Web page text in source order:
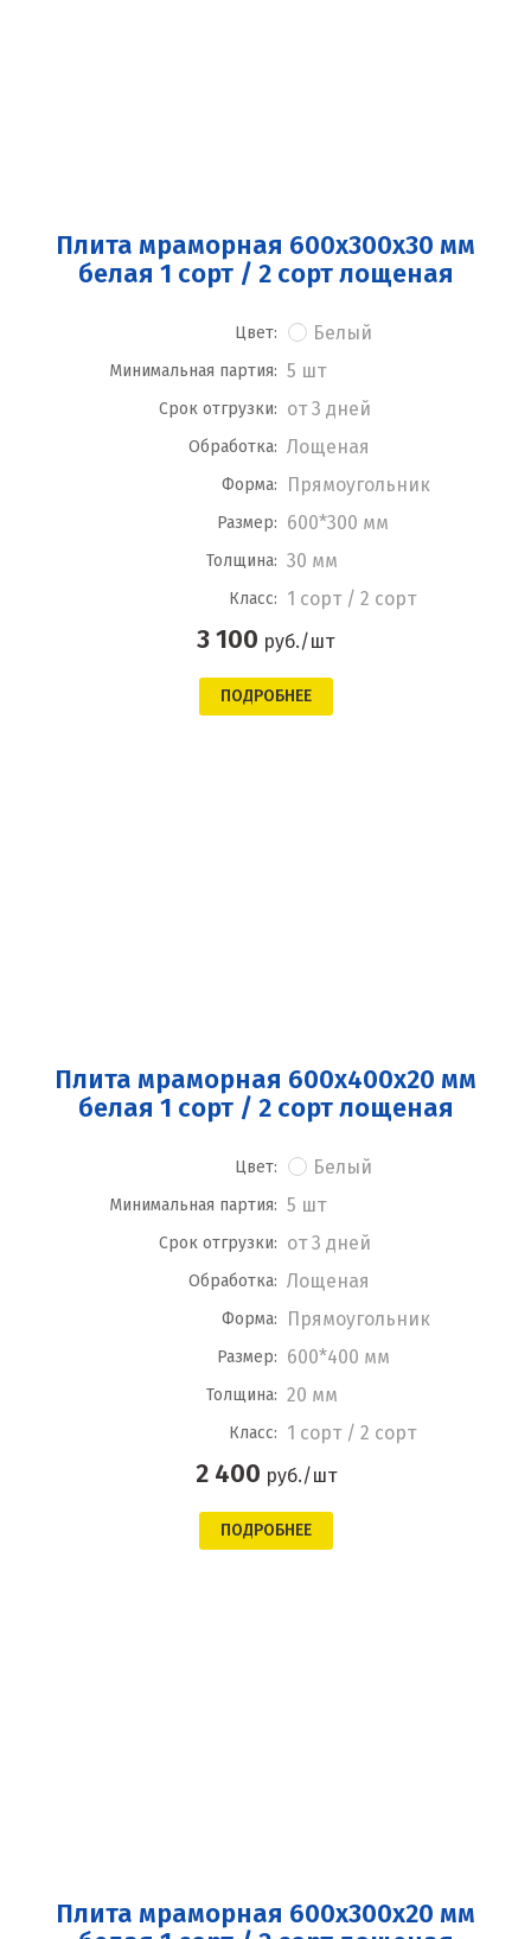
Плита мраморная 600x300x30 мм
белая 1 сорт / 2 сорт лощеная
Цвет: Белый
Минимальная партия: 5 шт
Срок отгрузки: от 3 дней
Обработка: Лощеная
Форма: Прямоугольник
Размер: 600*300 мм
Толщина: 30 мм
Класс: 1 сорт / 2 сорт
3 100 руб./шт
ПОДРОБНЕЕ
Плита мраморная 600x400x20 мм
белая 1 сорт / 2 сорт лощеная
Цвет: Белый
Минимальная партия: 5 шт
Срок отгрузки: от 3 дней
Обработка: Лощеная
Форма: Прямоугольник
Размер: 600*400 мм
Толщина: 20 мм
Класс: 1 сорт / 2 сорт
2 400 руб./шт
ПОДРОБНЕЕ
Плита мраморная 600x300x20 мм